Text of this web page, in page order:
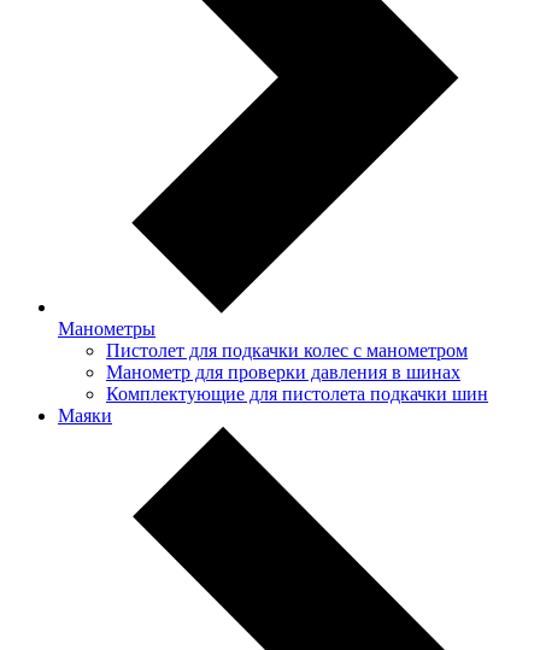
Манометры
Пистолет для подкачки колес с манометром
Манометр для проверки давления в шинах
Комплектующие для пистолета подкачки шин
Маяки